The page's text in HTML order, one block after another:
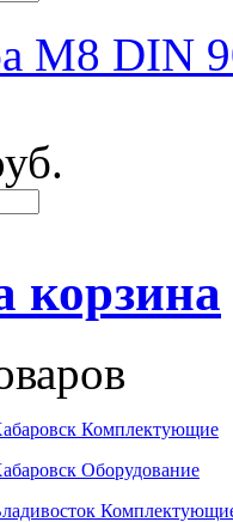
М8 DIN
корзина
Комплектующие
Оборудование